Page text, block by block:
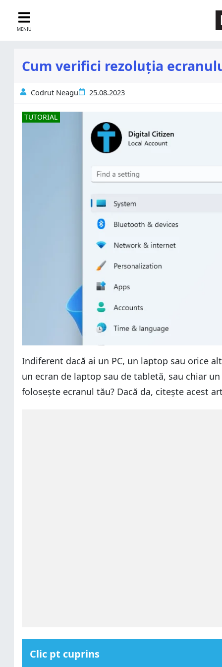
MENIU
Cum verifici rezoluția
Codrut Neagu 25.08.2023
TUTORIAL
Indiferent dacă ai un PC, un laptop sau orice
un ecran de laptop sau de tabletă, sau chiar
folosește ecranul tău? Dacă da, citește acest
Clic pt cuprins